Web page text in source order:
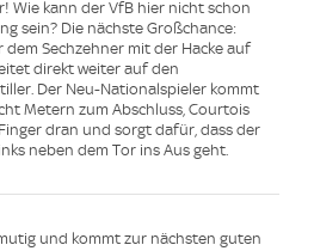
Wie kann der VfB hier nicht schon
sein? Die nächste Großchance:
dem Sechzehner mit der Hacke auf
direkt weiter auf den
Der Neu-Nationalspieler kommt
Metern zum Abschluss, Courtois
dran und sorgt dafür, dass der
neben dem Tor ins Aus geht.
und kommt zur nächsten guten